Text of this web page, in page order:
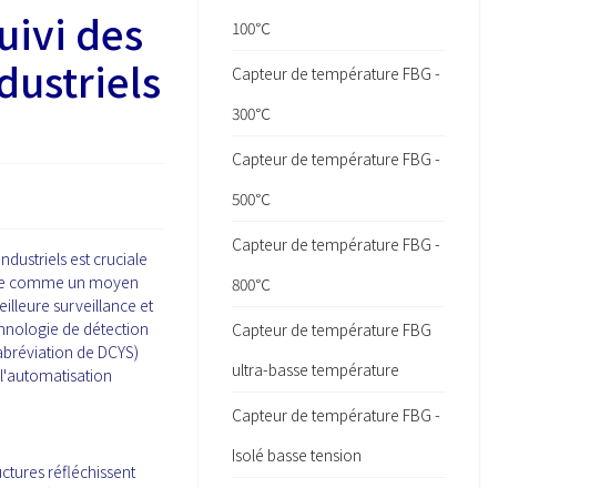
des
est cruciale
comme un moyen
surveillance et
de détection
de DCYS)
réfléchissent
100℃
Capteur de température FBG -
300℃
Capteur de température FBG -
500℃
Capteur de température FBG -
800℃
Capteur de température FBG
ultra-basse température
Capteur de température FBG -
Isolé basse tension